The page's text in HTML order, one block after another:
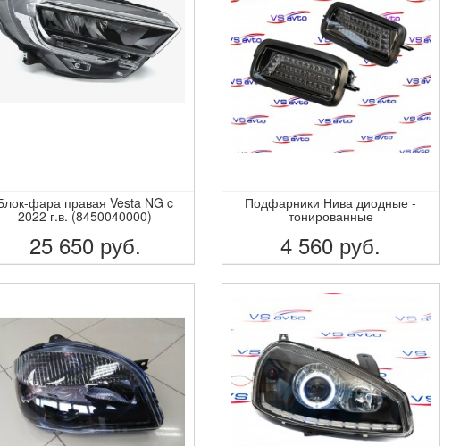
фара правая Vesta NG c
2022 г.в. (8450040000)
25 650 руб.
ПОДРОБНЕЕ
Подфарники Нива диодные -
тонированные
4 560 руб.
ПОДРОБНЕЕ